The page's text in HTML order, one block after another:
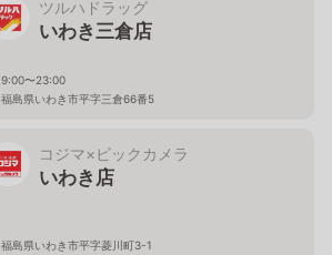
ツルハドラッグ
いわき三倉店
9:00〜23:00
福島県いわき市平字三倉66番5
コジマ×ビックカメラ
いわき店
福島県いわき市平字菱川町3-1